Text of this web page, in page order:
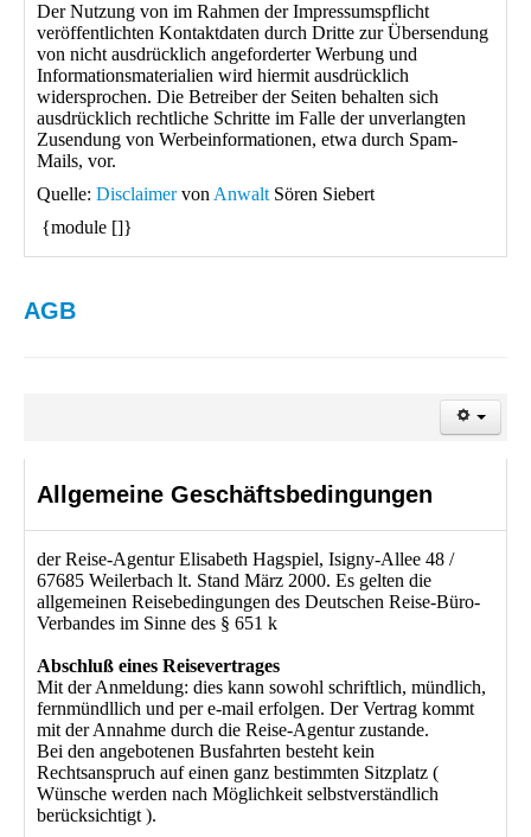
Der Nutzung von im Rahmen der Impressumspflicht
veröffentlichten Kontaktdaten durch Dritte zur Übersendung
von nicht ausdrücklich angeforderter Werbung und
Informationsmaterialien wird hiermit ausdrücklich
widersprochen. Die Betreiber der Seiten behalten sich
ausdrücklich rechtliche Schritte im Falle der unverlangten
Zusendung von Werbeinformationen, etwa durch Spam-
Mails, vor.
Quelle: Disclaimervon Anwalt Sören Siebert
{module []}
AGB
Allgemeine Geschäftsbedingungen
der Reise-Agentur Elisabeth Hagspiel, Isigny-Allee 48 /
67685 Weilerbach lt. Stand März 2000. Es gelten die
allgemeinen Reisebedingungen des Deutschen Reise-Büro-
Verbandes im Sinne des § 651 k
Abschluß eines Reisevertrages
Mit der Anmeldung: dies kann sowohl schriftlich, mündlich,
fernmündllich und per e-mail erfolgen. Der Vertrag kommt
mit der Annahme durch die Reise-Agentur zustande.
Bei den angebotenen Busfahrten besteht kein
Rechtsanspruch auf einen ganz bestimmten Sitzplatz (
Wünsche werden nach Möglichkeit selbstverständlich
berücksichtigt ).